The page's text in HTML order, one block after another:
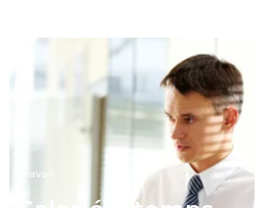
Travail